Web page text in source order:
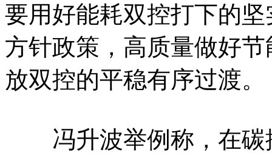
要用好能耗双控打下的
方针政策，高质量做好
放双控的平稳有序过渡。
冯升波举例称，在碳